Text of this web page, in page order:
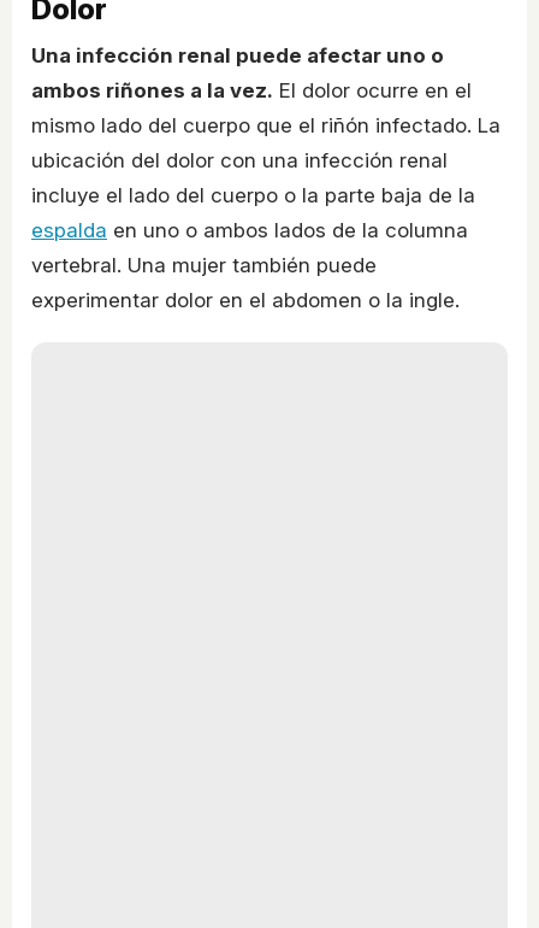
Dolor
Una infección renal puede afectar uno o
ambos riñones a la vez. El dolor ocurre en el
mismo lado del cuerpo que el riñón infectado. La
ubicación del dolor con una infección renal
incluye el lado del cuerpo o la parte baja de la
espalda en uno o ambos lados de la columna
vertebral. Una mujer también puede
experimentar dolor en el abdomen o la ingle.